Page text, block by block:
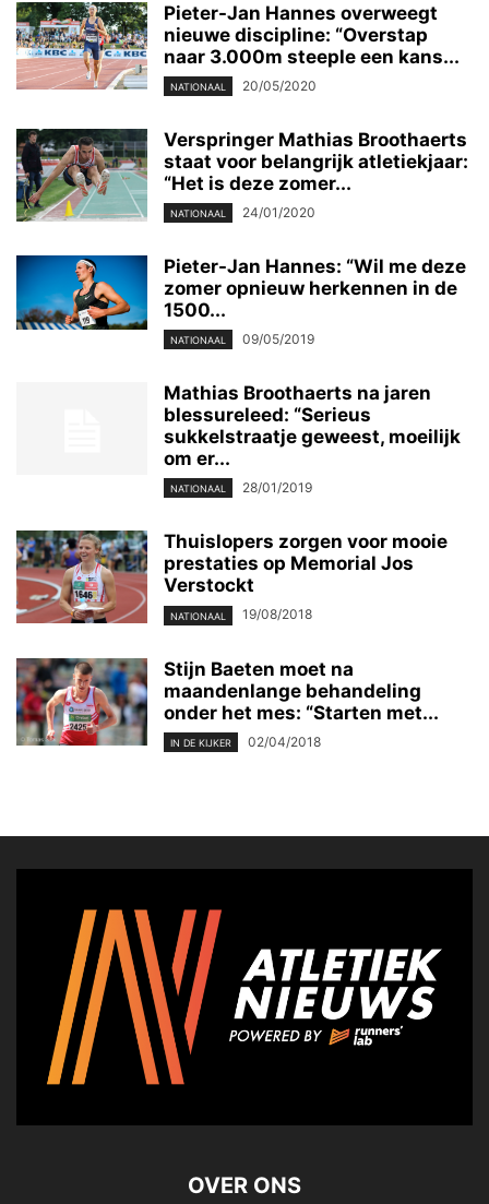
Pieter-Jan Hannes overweegt
nieuwe discipline: “Overstap
naar 3.000m steeple een kans...
NATIONAAL 20/05/2020
Verspringer Mathias Broothaerts
staat voor belangrijk atletiekjaar:
“Het is deze zomer...
NATIONAAL 24/01/2020
Pieter-Jan Hannes: “Wil me deze
zomer opnieuw herkennen in de
1500...
NATIONAAL 09/05/2019
Mathias Broothaerts na jaren
blessureleed: “Serieus
sukkelstraatje geweest, moeilijk
om er...
NATIONAAL 28/01/2019
Thuislopers zorgen voor mooie
prestaties op Memorial Jos
Verstockt
NATIONAAL 19/08/2018
Stijn Baeten moet na
maandenlange behandeling
onder het mes: “Starten met...
IN DE KIJKER 02/04/2018
OVER ONS